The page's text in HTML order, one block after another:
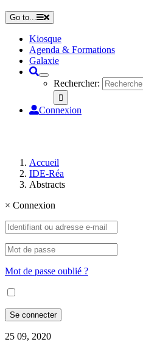
Go to...
Kiosque
Agenda & Formations
Galaxie
Rechercher:
Connexion
Accueil
IDE-Réa
Abstracts
× Connexion
Mot de passe oublié ?
25 09, 2020